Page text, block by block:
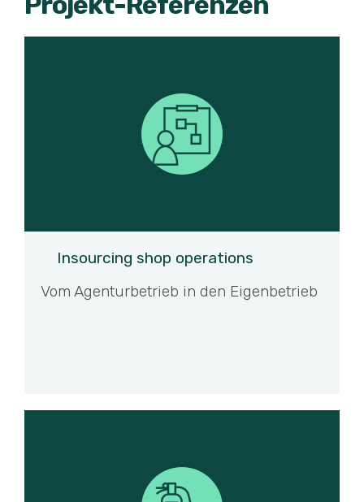
Insourcing shop operations
Vom Agenturbetrieb in den Eigenbetrieb